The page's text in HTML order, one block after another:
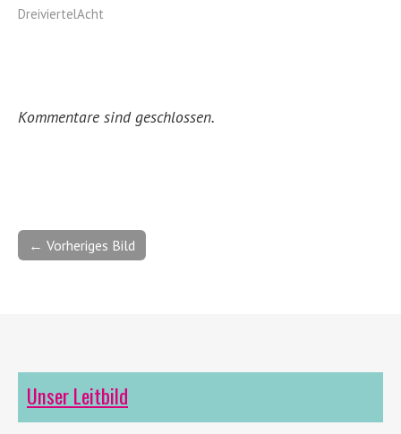
DreiviertelAcht
Kommentare sind geschlossen.
← Vorheriges Bild
Unser Leitbild